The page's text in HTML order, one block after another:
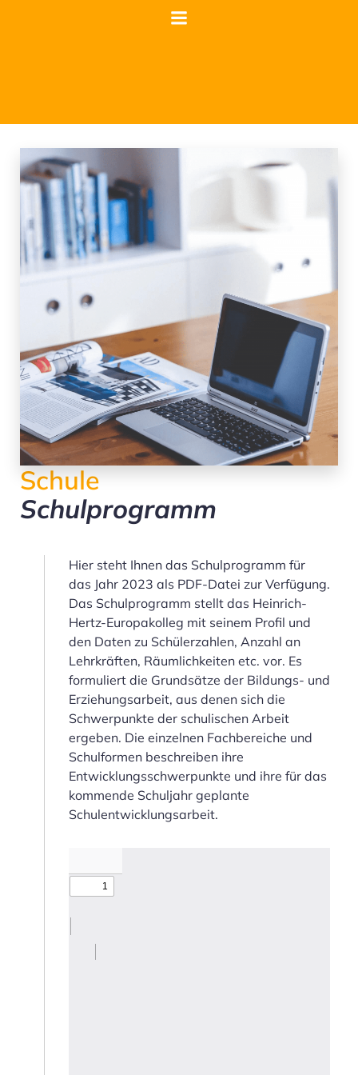
Schule
Schulprogramm
Hier steht Ihnen das Schulprogramm für
das Jahr 2023 als PDF-Datei zur Verfügung.
Das Schulprogramm stellt das Heinrich-
Hertz-Europakolleg mit seinem Profil und
den Daten zu Schülerzahlen, Anzahl an
Lehrkräften, Räumlichkeiten etc. vor. Es
formuliert die Grundsätze der Bildungs- und
Erziehungsarbeit, aus denen sich die
Schwerpunkte der schulischen Arbeit
ergeben. Die einzelnen Fachbereiche und
Schulformen beschreiben ihre
Entwicklungsschwerpunkte und ihre für das
kommende Schuljahr geplante
Schulentwicklungsarbeit.